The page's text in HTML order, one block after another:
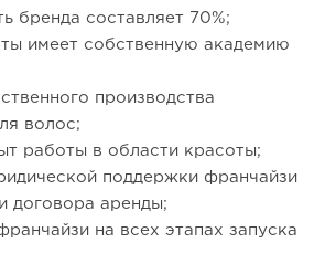
бренда составляет 70%;
имеет собственную академию
производства
волос;
работы в области красоты;
поддержки франчайзи
договора аренды;
на всех этапах запуска